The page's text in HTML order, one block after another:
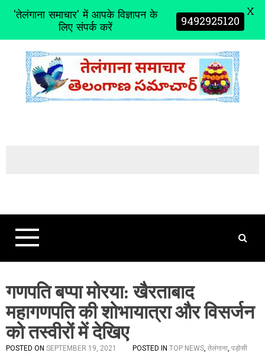
t
गणपति बप्पा मोरया: खैरताबाद
महागणपति की शोभायात्रा और विसर्जन
को तस्वीरों में देखिए
POSTED ON SEPTEMBER 19, 2021
POSTED IN TOP NEWS, तेलंगाना, पड़ोसी
'तेलंगाना समाचार' में आपके विज्ञापन के
लिए संपर्क करें 9492925120 X